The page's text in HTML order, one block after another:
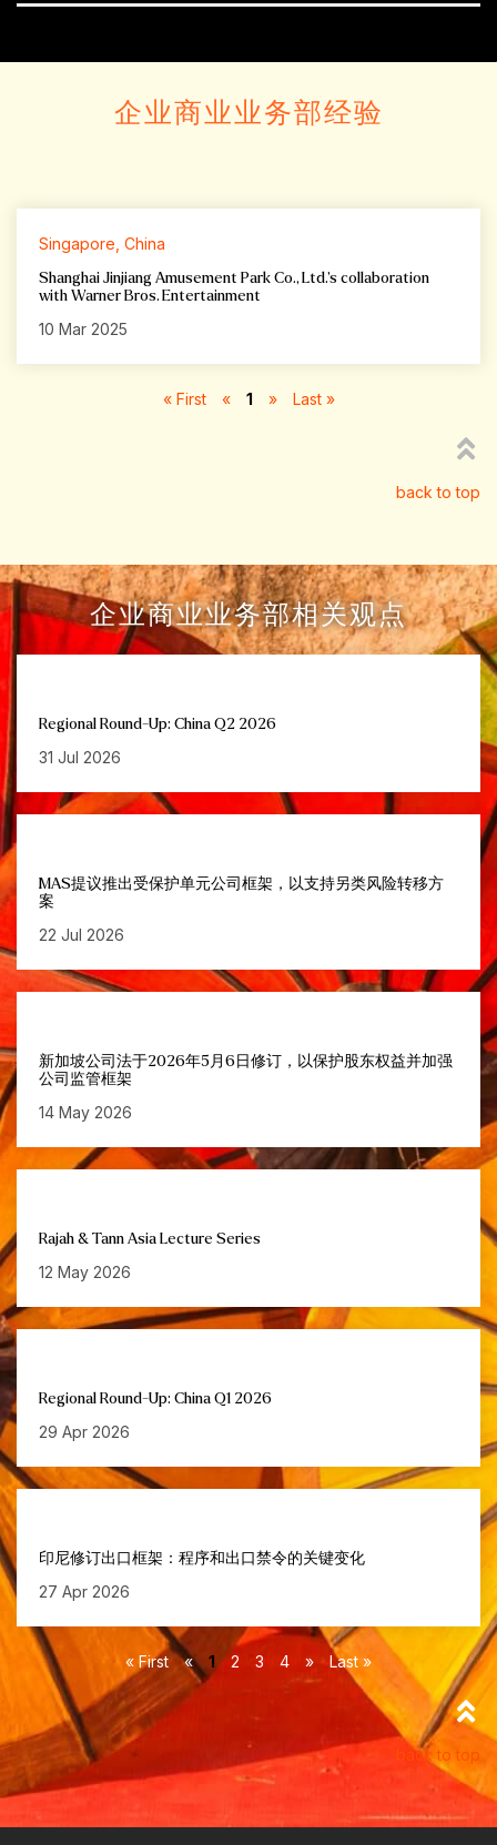
企业商业业务部经验
Singapore, China
Shanghai Jinjiang Amusement Park Co., Ltd.’s collaboration
with Warner Bros. Entertainment
10 Mar 2025
« First « 1 » Last »
back to top
企业商业业务部相关观点
Regional Round-Up: China Q2 2026
31 Jul 2026
MAS提议推出受保护单元公司框架，以支持另类风险转移方
案
22 Jul 2026
新加坡公司法于2026年5月6日修订，以保护股东权益并加强
公司监管框架
14 May 2026
Rajah & Tann Asia Lecture Series
12 May 2026
Regional Round-Up: China Q1 2026
29 Apr 2026
印尼修订出口框架：程序和出口禁令的关键变化
27 Apr 2026
« First « 1 2 3 4 » Last »
back to top